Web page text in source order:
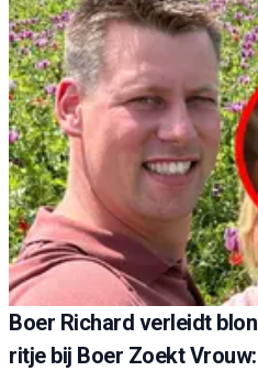
Boer Richard verleidt
ritje bij Boer Zoekt